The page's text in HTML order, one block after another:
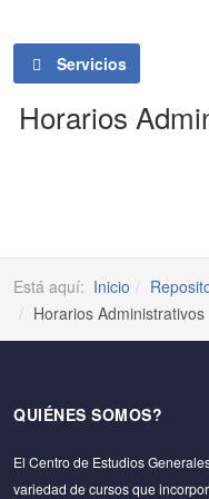
Servicios
Horarios
Está aquí: Inicio
Horarios Administrativos
QUIÉNES SOMOS?
El Centro de Estudios
variedad de cursos que